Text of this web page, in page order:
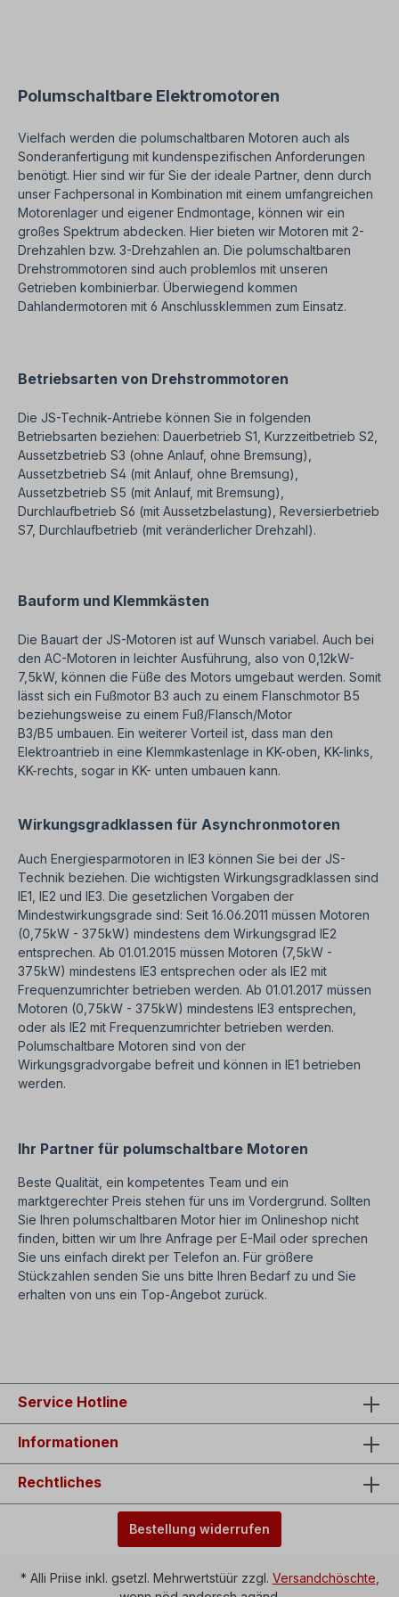
Polumschaltbare Elektromotoren
Vielfach werden die polumschaltbaren Motoren auch als
Sonderanfertigung mit kundenspezifischen Anforderungen
benötigt. Hier sind wir für Sie der ideale Partner, denn durch
unser Fachpersonal in Kombination mit einem umfangreichen
Motorenlager und eigener Endmontage, können wir ein
großes Spektrum abdecken. Hier bieten wir Motoren mit 2-
Drehzahlen bzw. 3-Drehzahlen an. Die polumschaltbaren
Drehstrommotoren sind auch problemlos mit unseren
Getrieben kombinierbar. Überwiegend kommen
Dahlandermotoren mit 6 Anschlussklemmen zum Einsatz.
Betriebsarten von Drehstrommotoren
Die JS-Technik-Antriebe können Sie in folgenden
Betriebsarten beziehen: Dauerbetrieb S1, Kurzzeitbetrieb S2,
Aussetzbetrieb S3 (ohne Anlauf, ohne Bremsung),
Aussetzbetrieb S4 (mit Anlauf, ohne Bremsung),
Aussetzbetrieb S5 (mit Anlauf, mit Bremsung),
Durchlaufbetrieb S6 (mit Aussetzbelastung), Reversierbetrieb
S7, Durchlaufbetrieb (mit veränderlicher Drehzahl).
Bauform und Klemmkästen
Die Bauart der JS-Motoren ist auf Wunsch variabel. Auch bei
den AC-Motoren in leichter Ausführung, also von 0,12kW-
7,5kW, können die Füße des Motors umgebaut werden. Somit
lässt sich ein Fußmotor B3 auch zu einem Flanschmotor B5
beziehungsweise zu einem Fuß/Flansch/Motor
B3/B5 umbauen. Ein weiterer Vorteil ist, dass man den
Elektroantrieb in eine Klemmkastenlage in KK-oben, KK-links,
KK-rechts, sogar in KK- unten umbauen kann.
Wirkungsgradklassen für Asynchronmotoren
Auch Energiesparmotoren in IE3 können Sie bei der JS-
Technik beziehen. Die wichtigsten Wirkungsgradklassen sind
IE1, IE2 und IE3. Die gesetzlichen Vorgaben der
Mindestwirkungsgrade sind: Seit 16.06.2011 müssen Motoren
(0,75kW - 375kW) mindestens dem Wirkungsgrad IE2
entsprechen. Ab 01.01.2015 müssen Motoren (7,5kW -
375kW) mindestens IE3 entsprechen oder als IE2 mit
Frequenzumrichter betrieben werden. Ab 01.01.2017 müssen
Motoren (0,75kW - 375kW) mindestens IE3 entsprechen,
oder als IE2 mit Frequenzumrichter betrieben werden.
Polumschaltbare Motoren sind von der
Wirkungsgradvorgabe befreit und können in IE1 betrieben
werden.
Ihr Partner für polumschaltbare Motoren
Beste Qualität, ein kompetentes Team und ein
marktgerechter Preis stehen für uns im Vordergrund. Sollten
Sie Ihren polumschaltbaren Motor hier im Onlineshop nicht
finden, bitten wir um Ihre Anfrage per E-Mail oder sprechen
Sie uns einfach direkt per Telefon an. Für größere
Stückzahlen senden Sie uns bitte Ihren Bedarf zu und Sie
erhalten von uns ein Top-Angebot zurück.
Service Hotline
Informationen
Rechtliches
Bestellung widerrufen
* Alli Priise inkl. gsetzl. Mehrwertstüür zzgl. Versandchöschte